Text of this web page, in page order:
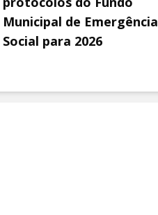
Municipal de Emergência
Social para 2026